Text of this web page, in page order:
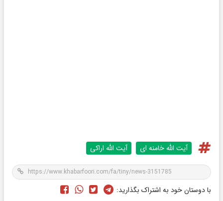
آیت الله خامنه ای آیت الله اراکی
با دوستان خود به اشتراک بگذارید: